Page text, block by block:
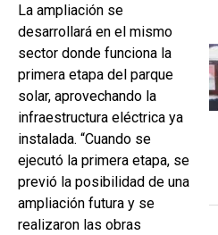
La ampliación se
desarrollará en el mismo
sector donde funciona la
primera etapa del parque
solar, aprovechando la
infraestructura eléctrica ya
instalada. “Cuando se
ejecutó la primera etapa, se
previó la posibilidad de una
ampliación futura y se
realizaron las obras